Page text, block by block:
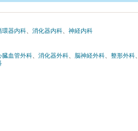
環器内科、 消化器内科、 神経内科
臓血管外科、 消化器外科、 脳神経外科、 整形外科、